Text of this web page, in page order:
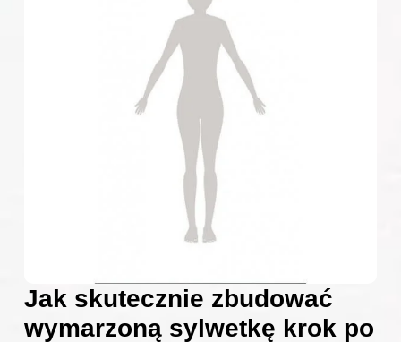
Jak skutecznie zbudować
wymarzoną sylwetkę krok po